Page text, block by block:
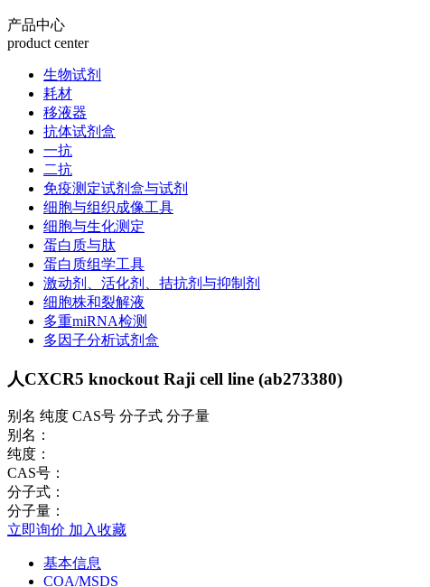
产品中心
product center
生物试剂
耗材
移液器
抗体试剂盒
一抗
二抗
免疫测定试剂盒与试剂
细胞与组织成像工具
细胞与生化测定
蛋白质与肽
蛋白质组学工具
激动剂、活化剂、拮抗剂与抑制剂
细胞株和裂解液
多重miRNA检测
多因子分析试剂盒
人CXCR5 knockout Raji cell line (ab273380)
别名 纯度 CAS号 分子式 分子量
别名：
纯度：
CAS号：
分子式：
分子量：
立即询价 加入收藏
基本信息
COA/MSDS